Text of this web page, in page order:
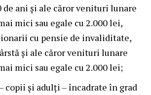
de ani și ale căror venituri lunare
mici sau egale cu 2.000 lei,
cu pensie de invaliditate,
și ale căror venituri lunare
mici sau egale cu 2.000 lei;
copii și adulți – încadrate în grad